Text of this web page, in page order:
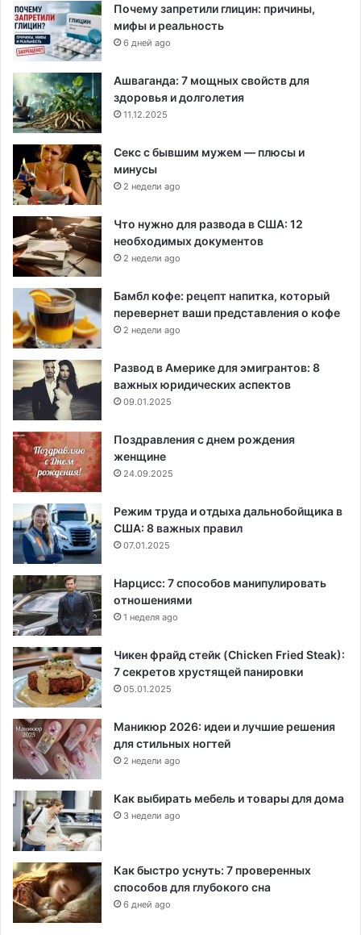
Почему запретили глицин: причины,
мифы и реальность
6 дней ago
Ашваганда: 7 мощных свойств для
здоровья и долголетия
11.12.2025
Секс с бывшим мужем — плюсы и
минусы
2 недели ago
Что нужно для развода в США: 12
необходимых документов
2 недели ago
Бамбл кофе: рецепт напитка, который
перевернет ваши представления о кофе
2 недели ago
Развод в Америке для эмигрантов: 8
важных юридических аспектов
09.01.2025
Поздравления с днем рождения
женщине
24.09.2025
Режим труда и отдыха дальнобойщика в
США: 8 важных правил
07.01.2025
Нарцисс: 7 способов манипулировать
отношениями
1 неделя ago
Чикен фрайд стейк (Chicken Fried Steak):
7 секретов хрустящей панировки
05.01.2025
Маникюр 2026: идеи и лучшие решения
для стильных ногтей
2 недели ago
Как выбирать мебель и товары для дома
3 недели ago
Как быстро уснуть: 7 проверенных
способов для глубокого сна
6 дней ago